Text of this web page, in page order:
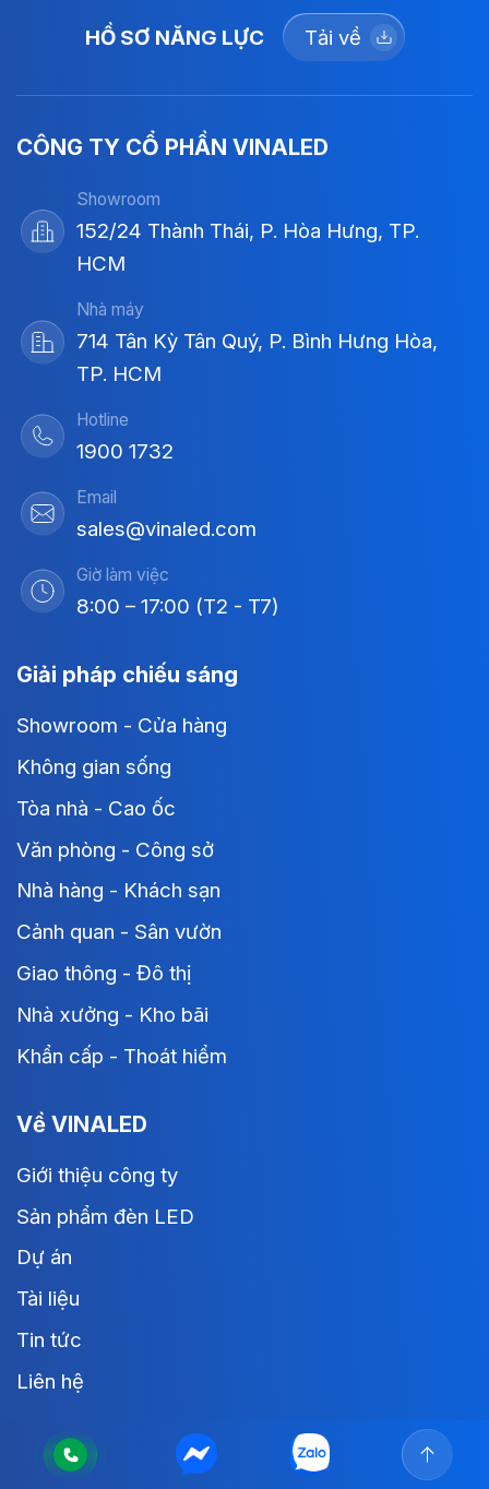
HỒ SƠ NĂNG LỰC Tải về
CÔNG TY CỔ PHẦN VINALED
Showroom
152/24 Thành Thái, P. Hòa Hưng, TP.
HCM
Nhà máy
714 Tân Kỳ Tân Quý, P. Bình Hưng Hòa,
TP. HCM
Hotline
1900 1732
Email
sales@vinaled.com
Giờ làm việc
8:00 – 17:00 (T2 - T7)
Giải pháp chiếu sáng
Showroom - Cửa hàng
Không gian sống
Tòa nhà - Cao ốc
Văn phòng - Công sở
Nhà hàng - Khách sạn
Cảnh quan - Sân vườn
Giao thông - Đô thị
Nhà xưởng - Kho bãi
Khẩn cấp - Thoát hiểm
Về VINALED
Giới thiệu công ty
Sản phẩm đèn LED
Dự án
Tài liệu
Tin tức
Liên hệ
Hỗ trợ khách hàng